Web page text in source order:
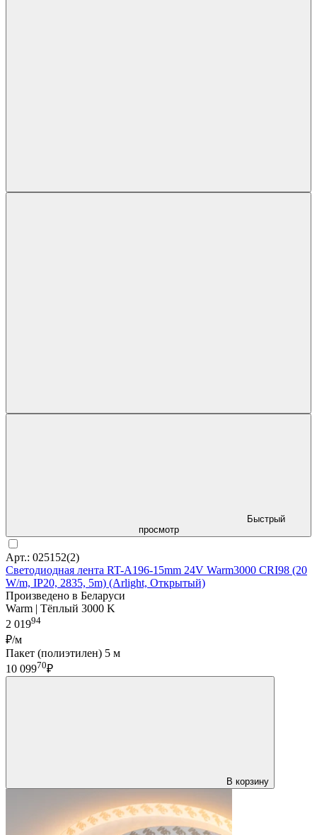
Быстрый
просмотр
Арт.: 025152(2)
Светодиодная лента RT-A196-15mm 24V Warm3000 CRI98 (20
W/m, IP20, 2835, 5m) (Arlight, Открытый)
Произведено в Беларуси
Warm | Тёплый 3000 K
2 01994
₽/м
Пакет (полиэтилен) 5 м
10 09970₽
В корзину